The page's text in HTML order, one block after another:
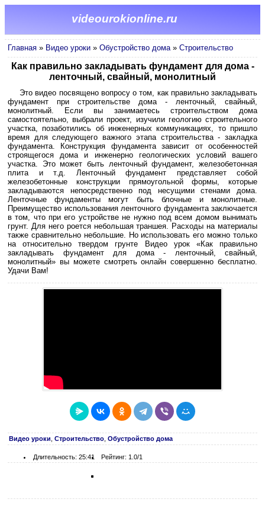
videourokionline.ru
Главная » Видео уроки » Обустройство дома» Строительство
Как правильно закладывать фундамент для дома -
ленточный, свайный, монолитный
Это видео посвящено вопросу о том, как правильно закладывать
фундамент при строительстве дома - ленточный, свайный,
монолитный. Если вы занимаетесь строительством дома
самостоятельно, выбрали проект, изучили геологию строительного
участка, позаботились об инженерных коммуникациях, то пришло
время для следующего важного этапа строительства - закладка
фундамента. Конструкция фундамента зависит от особенностей
строящегося дома и инженерно геологических условий вашего
участка. Это может быть ленточный фундамент, железобетонная
плита и т.д. Ленточный фундамент представляет собой
железобетонные конструкции прямоугольной формы, которые
закладываются непосредственно под несущими стенами дома.
Ленточные фундаменты могут быть блочные и монолитные.
Преимущество использования ленточного фундамента заключается
в том, что при его устройстве не нужно под всем домом вынимать
грунт. Для него роется небольшая траншея. Расходы на материалы
также сравнительно небольшие. Но использовать его можно только
на относительно твердом грунте Видео урок «Как правильно
закладывать фундамент для дома - ленточный, свайный,
монолитный» вы можете смотреть онлайн совершенно бесплатно.
Удачи Вам!
Видео уроки Строительство Обустройство дома
Длительность: 25:41 Рейтинг: 1.0/1